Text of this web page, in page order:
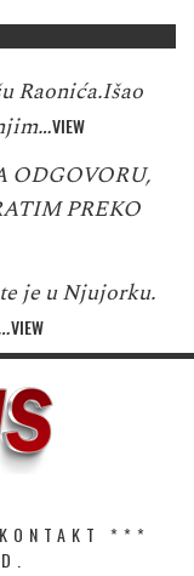
Raonića.Išao
VIEW
ODGOVORU,
PREKO
je u Njujorku.
VIEW
KONTAKT
***